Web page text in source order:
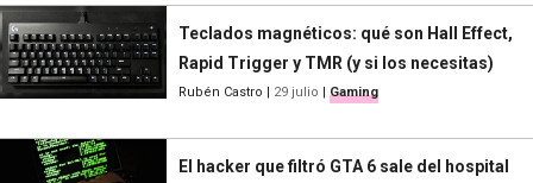
Teclados magnéticos: qué son Hall Effect,
Rapid Trigger y TMR (y si los necesitas)
Rubén Castro | 29 julio | Gaming
El hacker que filtró GTA 6 sale del hospital